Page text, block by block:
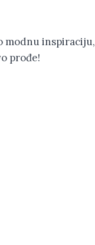
modnu inspiraciju,
prođe!